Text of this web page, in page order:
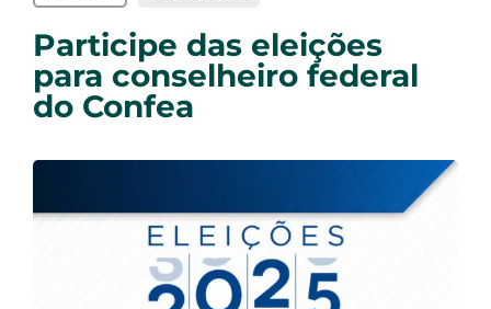
Participe das eleições
para conselheiro federal
do Confea